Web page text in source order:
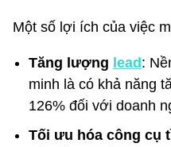
Một số lợi ích của việc
Tăng lượng lead :
minh là có khả năng
126% đối với doanh
Tối ưu hóa công cụ